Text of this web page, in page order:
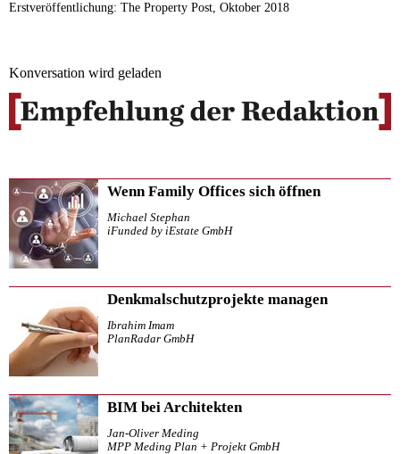
Erstveröffentlichung: The Property Post, Oktober 2018
Konversation wird geladen
Wenn Family Offices sich öffnen
Michael Stephan
iFunded by iEstate GmbH
Denkmalschutzprojekte managen
Ibrahim Imam
PlanRadar GmbH
BIM bei Architekten
Jan-Oliver Meding
MPP Meding Plan + Projekt GmbH